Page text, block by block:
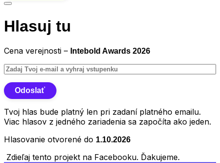
Hlasuj tu
Cena verejnosti – Intebold Awards 2026
Tvoj hlas bude platný len pri zadaní platného emailu.
Viac hlasov z jedného zariadenia sa započíta ako jeden.
Hlasovanie otvorené do 1.10.2026
Zdieľaj tento projekt na Facebooku. Ďakujeme.